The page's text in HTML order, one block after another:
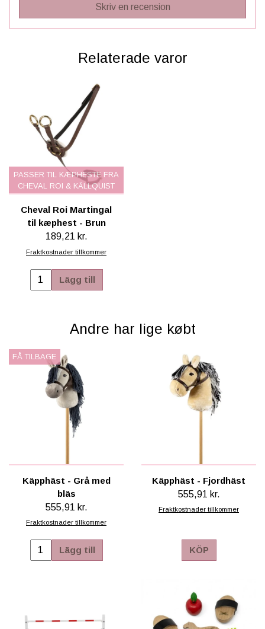
Skriv en recension
Relaterade varor
PASSER TIL KÆPHESTE FRA
CHEVAL ROI & KÄLLQUIST
Cheval Roi Martingal
til kæphest - Brun
189,21 kr.
Fraktkostnader tillkommer
Lägg till
Andre har lige købt
FÅ TILBAGE
Käpphäst - Grå med
bläs
555,91 kr.
Fraktkostnader tillkommer
Lägg till
Käpphäst - Fjordhäst
555,91 kr.
Fraktkostnader tillkommer
KÖP